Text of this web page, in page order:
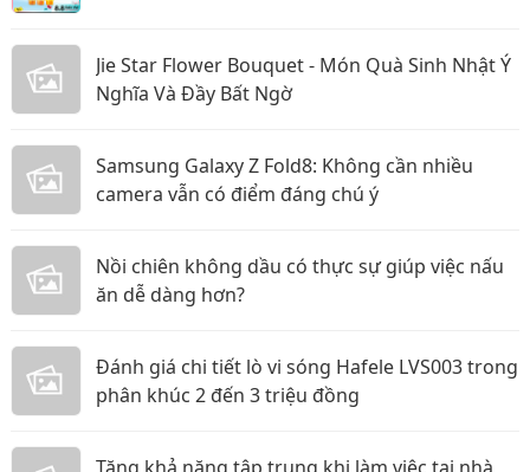
Jie Star Flower Bouquet - Món Quà Sinh Nhật Ý
Nghĩa Và Đầy Bất Ngờ
Samsung Galaxy Z Fold8: Không cần nhiều
camera vẫn có điểm đáng chú ý
Nồi chiên không dầu có thực sự giúp việc nấu
ăn dễ dàng hơn?
Đánh giá chi tiết lò vi sóng Hafele LVS003 trong
phân khúc 2 đến 3 triệu đồng